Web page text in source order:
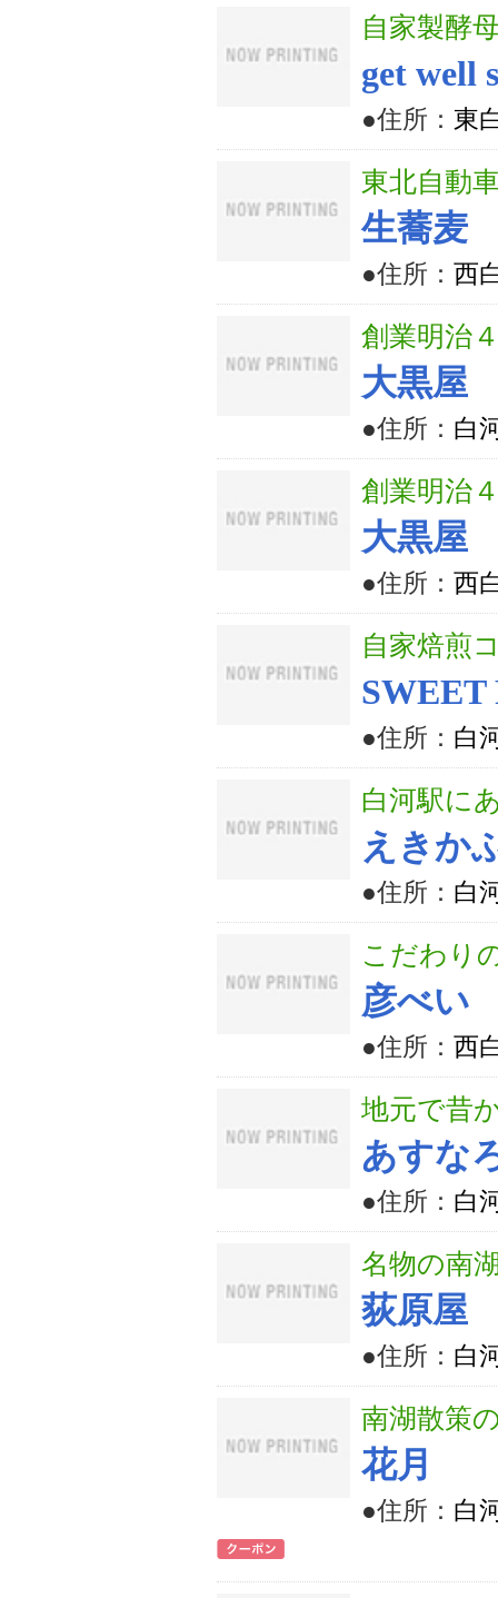
自家製酵
get well
●住所： 東
東北自動
生蕎麦
●住所： 西
創業明治
大黒屋
●住所： 白
創業明治
大黒屋
●住所： 西
自家焙煎
SWEET
●住所： 白
白河駅に
えきか
●住所： 白
こだわり
彦べい
●住所： 西
地元で昔
あすな
●住所： 白
名物の南
荻原屋
●住所： 白
南湖散策
花月
●住所： 白